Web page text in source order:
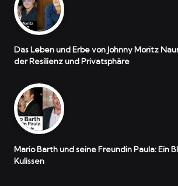
Das Leben und Erbe von Johnny Moritz
der Resilienz und Privatsphäre
Mario Barth und seine Freundin Paula: Ein
Kulissen